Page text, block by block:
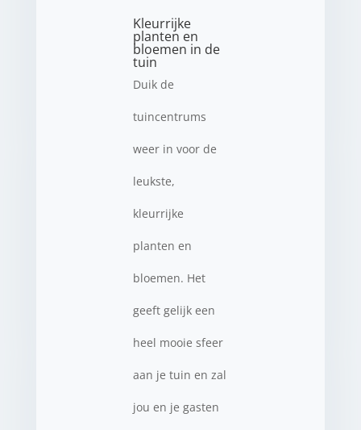
Kleurrijke
planten en
bloemen in de
tuin
Duik de
tuincentrums
weer in voor de
leukste,
kleurrijke
planten en
bloemen. Het
geeft gelijk een
heel mooie sfeer
aan je tuin en zal
jou en je gasten